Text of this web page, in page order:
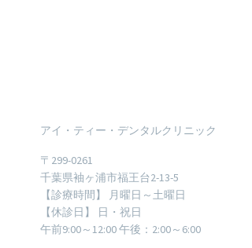
アイ・ティー・デンタルクリニック
〒299-0261
千葉県袖ヶ浦市福王台2-13-5
【診療時間】 月曜日～土曜日
【休診日】 日・祝日
午前9:00～12:00 午後：2:00～6:00